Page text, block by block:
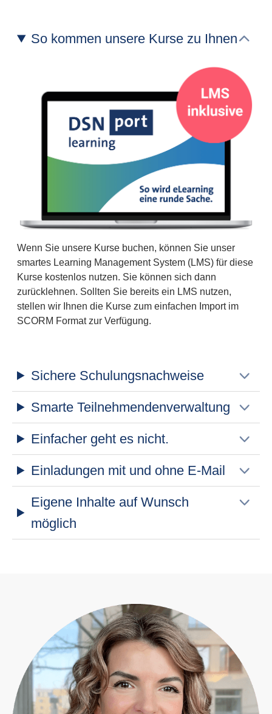
So kommen unsere Kurse zu Ihnen
Wenn Sie unsere Kurse buchen, können Sie unser
smartes Learning Management System (LMS) für diese
Kurse kostenlos nutzen. Sie können sich dann
zurücklehnen. Sollten Sie bereits ein LMS nutzen,
stellen wir Ihnen die Kurse zum einfachen Import im
SCORM Format zur Verfügung.
Sichere Schulungsnachweise
Smarte Teilnehmendenverwaltung
Einfacher geht es nicht.
Einladungen mit und ohne E-Mail
Eigene Inhalte auf Wunsch
möglich